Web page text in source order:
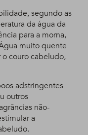
segundo as
da água da
para a morna,
muito quente
o couro cabeludo,
adstringentes
outros
não-
a